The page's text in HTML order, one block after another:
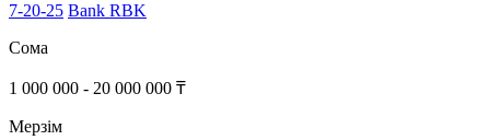
7-20-25 Bank RBK
Сома
1 000 000 - 20 000 000 ₸
Мерзім